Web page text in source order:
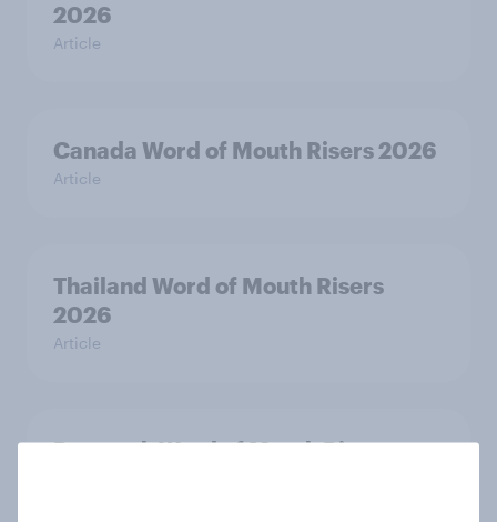
2026
Article
Canada Word of Mouth Risers 2026
Article
Thailand Word of Mouth Risers
2026
Article
Denmark Word of Mouth Risers